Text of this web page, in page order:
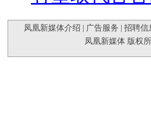
凤凰新媒体介绍 | 广告服务 | 招聘信
凤凰新媒体 版权